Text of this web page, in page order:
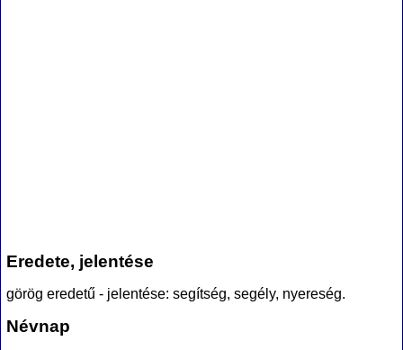
Eredete, jelentése
görög eredetű - jelentése: segítség, segély, nyereség.
Névnap